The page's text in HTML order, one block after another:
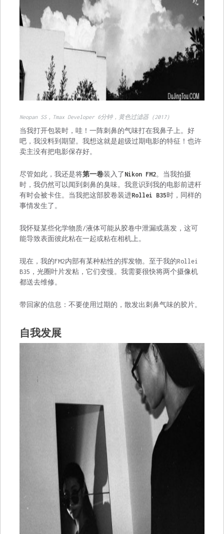
Neopan SS，Tmax Developer 6分钟，黄色过滤器（2017）
当我打开包装时，哇！一阵刺鼻的气味打在我鼻子上。好
吧，我没料到期望。我想这就是超级过期电影的特征！也许
卖主没有把电影保存好。
尽管如此，我还是将第一卷装入了 Nikon FM2。当我拍摄
时，我仍然可以闻到刺鼻的臭味。我意识到我的电影前进杆
有时会被卡住。当我把这部胶卷装进Rollei B35时，同样的
事情发生了。
我怀疑某些化学物质/液体可能从胶卷中泄漏或蒸发，这可
能导致表面彼此粘在一起或粘在相机上。
现在，我的FM2内部有某种粘性的挥发物。至于我的Rollei
B35，光圈叶片发粘，它们变慢。我需要很快将两个摄像机
都送去维修。
带回家的信息：不要使用过期的，散发出刺鼻气味的胶片。
自我发展